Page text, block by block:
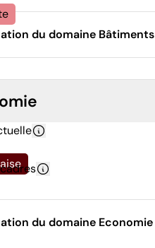
du domaine Bâtiments
du domaine Economie